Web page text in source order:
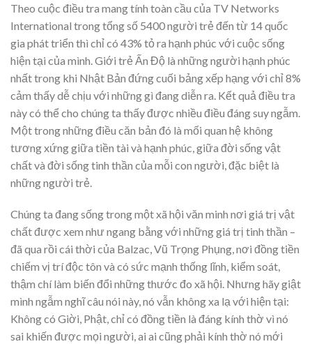
Theo cuộc điều tra mang tính toàn cầu của TV Networks
International trong tổng số 5400 người trẻ đến từ 14 quốc
gia phát triển thì chỉ có 43% tỏ ra hạnh phúc với cuộc sống
hiện tại của mình. Giới trẻ Ấn Độ là những người hạnh phúc
nhất trong khi Nhật Bản đứng cuối bảng xếp hạng với chỉ 8%
cảm thấy dễ chịu với những gì đang diễn ra. Kết quả điều tra
này có thể cho chúng ta thấy được nhiều điều đáng suy ngẫm.
Một trong những điều căn bản đó là mối quan hệ không
tương xứng giữa tiền tài và hạnh phúc, giữa đời sống vật
chất và đời sống tinh thần của mỗi con người, đặc biệt là
những người trẻ.
Chúng ta đang sống trong một xã hội văn minh nơi giá trị vật
chất được xem như ngang bằng với những giá trị tinh thần –
đã qua rồi cái thời của Balzac, Vũ Trọng Phụng, nơi đồng tiền
chiếm vị trí độc tôn và có sức mạnh thống lĩnh, kiểm soát,
thậm chí làm biến đổi những thước đo xã hội. Nhưng hãy giật
mình ngẫm nghĩ câu nói này, nó vẫn không xa lạ với hiện tại:
Không có Giời, Phật, chỉ có đồng tiền là đáng kính thờ vì nó
sai khiến được mọi người, ai ai cũng phải kính thờ nó mới